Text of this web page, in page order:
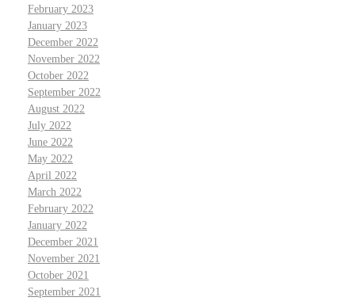
February 2023
January 2023
December 2022
November 2022
October 2022
September 2022
August 2022
July 2022
June 2022
May 2022
April 2022
March 2022
February 2022
January 2022
December 2021
November 2021
October 2021
September 2021